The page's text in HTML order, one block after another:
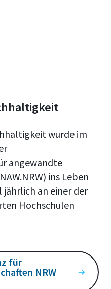
wurde im
angewandte
ins Leben
an einer der
Hochschulen
für
NRW